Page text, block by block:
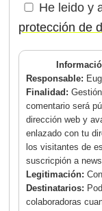
He leido y
protección de
Responsable:
Finalidad:
comentario será
dirección web y
enlazado con tu
los visitantes de
suscricpión a
Legitimación:
Destinatarios:
colaboradoras